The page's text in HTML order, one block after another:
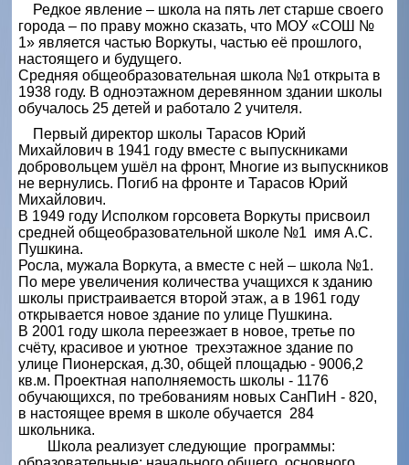
Редкое явление – школа на пять лет старше своего
города – по праву можно сказать, что МОУ «СОШ №
1» является частью Воркуты, частью её прошлого,
настоящего и будущего.
Средняя общеобразовательная школа №1 открыта в
1938 году. В одноэтажном деревянном здании школы
обучалось 25 детей и работало 2 учителя.
Первый директор школы Тарасов Юрий
Михайлович в 1941 году вместе с выпускниками
добровольцем ушёл на фронт, Многие из выпускников
не вернулись. Погиб на фронте и Тарасов Юрий
Михайлович.
В 1949 году Исполком горсовета Воркуты присвоил
средней общеобразовательной школе №1 имя А.С.
Пушкина.
Росла, мужала Воркута, а вместе с ней – школа №1.
По мере увеличения количества учащихся к зданию
школы пристраивается второй этаж, а в 1961 году
открывается новое здание по улице Пушкина.
В 2001 году школа переезжает в новое, третье по
счёту, красивое и уютное трехэтажное здание по
улице Пионерская, д.30, общей площадью - 9006,2
кв.м. Проектная наполняемость школы - 1176
обучающихся, по требованиям новых СанПиН - 820,
в настоящее время в школе обучается 284
школьника.
Школа реализует следующие программы: